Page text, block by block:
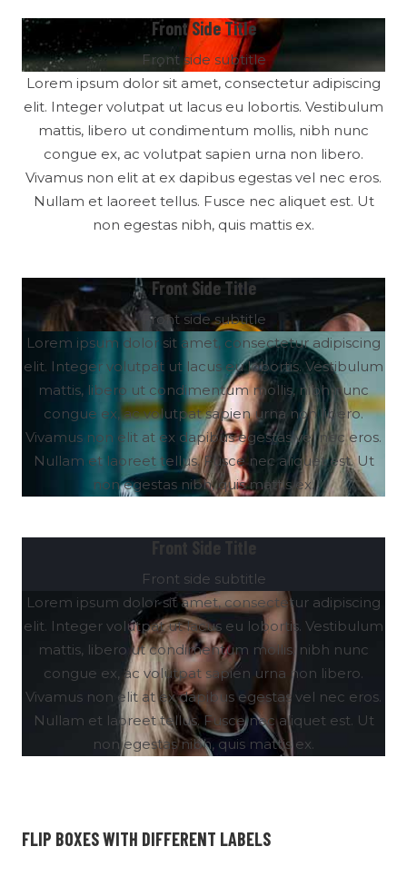
Front Side Title
Front side subtitle
Lorem ipsum dolor sit amet, consectetur adipiscing
elit. Integer volutpat ut lacus eu lobortis. Vestibulum
mattis, libero ut condimentum mollis, nibh nunc
congue ex, ac volutpat sapien urna non libero.
Vivamus non elit at ex dapibus egestas vel nec eros.
Nullam et laoreet tellus. Fusce nec aliquet est. Ut
non egestas nibh, quis mattis ex.
Front Side Title
Front side subtitle
Lorem ipsum dolor sit amet, consectetur adipiscing
elit. Integer volutpat ut lacus eu lobortis. Vestibulum
mattis, libero ut condimentum mollis, nibh nunc
congue ex, ac volutpat sapien urna non libero.
Vivamus non elit at ex dapibus egestas vel nec eros.
Nullam et laoreet tellus. Fusce nec aliquet est. Ut
non egestas nibh, quis mattis ex.
Front Side Title
Front side subtitle
Lorem ipsum dolor sit amet, consectetur adipiscing
elit. Integer volutpat ut lacus eu lobortis. Vestibulum
mattis, libero ut condimentum mollis, nibh nunc
congue ex, ac volutpat sapien urna non libero.
Vivamus non elit at ex dapibus egestas vel nec eros.
Nullam et laoreet tellus. Fusce nec aliquet est. Ut
non egestas nibh, quis mattis ex.
FLIP BOXES WITH DIFFERENT LABELS